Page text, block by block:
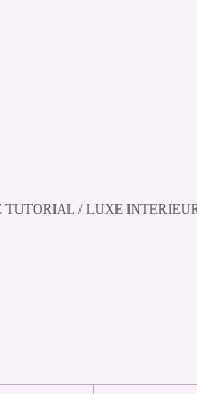
TUTORIAL / LUXE